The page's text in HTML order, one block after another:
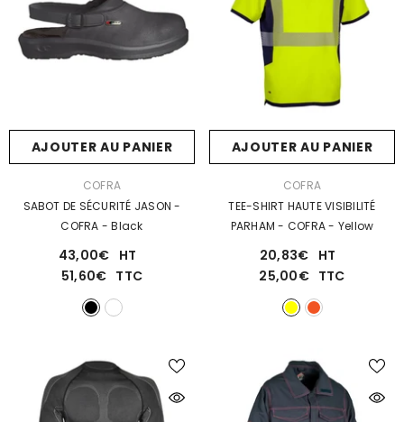
AJOUTER AU PANIER
DISTRIBUTEUR :COFRA
SABOT DE SÉCURITÉ JASON -
COFRA - Black
43,00€ HT
51,60€ TTC
AJOUTER AU PANIER
DISTRIBUTEUR :COFRA
TEE-SHIRT HAUTE VISIBILITÉ
PARHAM - COFRA- Yellow
20,83€ HT
25,00€ TTC